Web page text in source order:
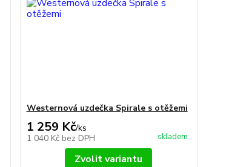
Westernová uzdečka Spirale s otěžemi
1 259 Kč/ks
1 040 Kč bez DPH skladem
Zvolit variantu